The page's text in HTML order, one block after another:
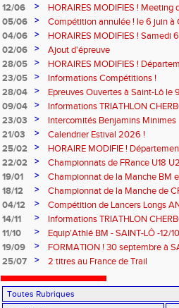
12/06
>
HORAIRES MODIFIES ! Meeting
05/06
>
Compétition annulée ! le 6 juin à
04/06
>
HORAIRES MODIFIES ! Samedi
02/06
>
Ajout d'épreuve
28/05
>
HORAIRES MODIFIES !
SAINT-LÔ
23/05 >
Informations Compétitions !
28/04
>
Epreuves Ouvertes à Saint-Lô le
09/04
>
Informations TRIATHLON
23/03
>
Intercomités Benjamins Minimes
21/03
>
Calendrier Estival 2026 !
25/02
>
HORAIRE MODIFIE !
Samedi 7 mars à SAINT-JAMES
22/02 >
Championnats de FRance U18
19/01
>
Championnat de la Manche BM
MODIFIE !
18/12 >
Championnat de la Manche de
04/12
>
Compétition de Lancers Longs
14/11
>
Informations TRIATHLON
11/10
>
Equip'Athlé BM - SAINT-LÔ -12/
19/09
>
FORMATION ! 30 septembre à
25/07
> 2 titres au France de Trail